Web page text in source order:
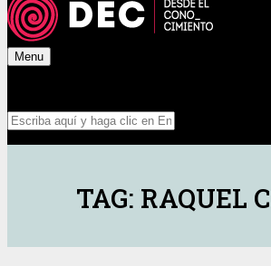
Menu
TAG: RAQUEL